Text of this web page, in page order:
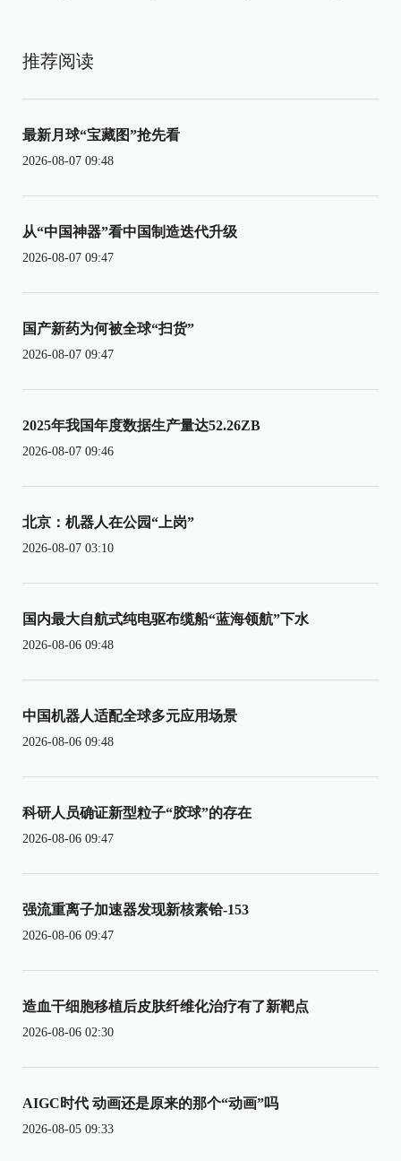
推荐阅读
最新月球“宝藏图”抢先看
2026-08-07 09:48
从“中国神器”看中国制造迭代升级
2026-08-07 09:47
国产新药为何被全球“扫货”
2026-08-07 09:47
2025年我国年度数据生产量达52.26ZB
2026-08-07 09:46
北京：机器人在公园“上岗”
2026-08-07 03:10
国内最大自航式纯电驱布缆船“蓝海领航”下水
2026-08-06 09:48
中国机器人适配全球多元应用场景
2026-08-06 09:48
科研人员确证新型粒子“胶球”的存在
2026-08-06 09:47
强流重离子加速器发现新核素铪-153
2026-08-06 09:47
造血干细胞移植后皮肤纤维化治疗有了新靶点
2026-08-06 02:30
AIGC时代 动画还是原来的那个“动画”吗
2026-08-05 09:33